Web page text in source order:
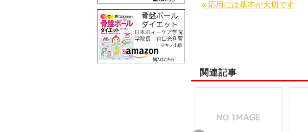
« 応用には基本が大切です
関連記事